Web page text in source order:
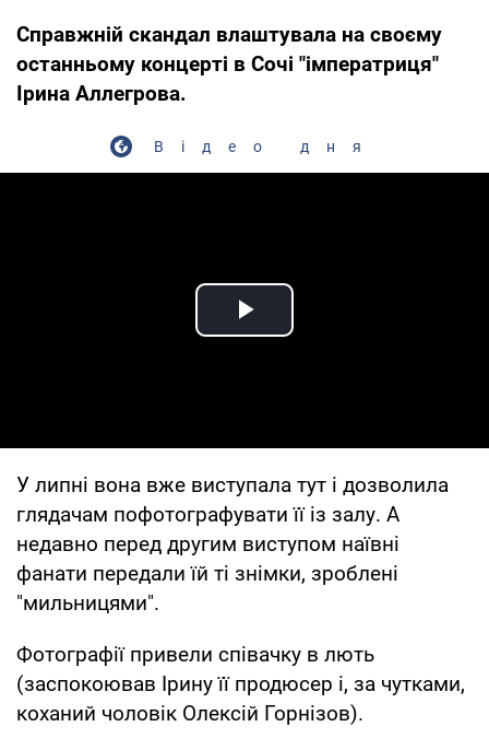
Справжній скандал влаштувала на своєму
останньому концерті в Сочі "імператриця"
Ірина Аллегрова.
Відео дня
Play Video
У липні вона вже виступала тут і дозволила
глядачам пофотографувати її із залу. А
недавно перед другим виступом наївні
фанати передали їй ті знімки, зроблені
"мильницями".
Фотографії привели співачку в лють
(заспокоював Ірину її продюсер і, за чутками,
коханий чоловік Олексій Горнізов).